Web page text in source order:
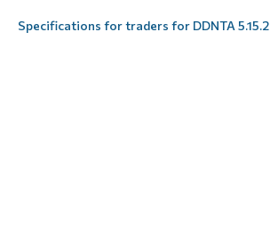
Specifications for traders for DDNTA 5.15.2